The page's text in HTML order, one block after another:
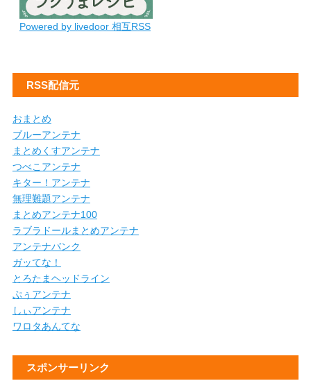
Powered by livedoor 相互RSS
RSS配信元
おまとめ
ブルーアンテナ
まとめくすアンテナ
つべこアンテナ
キター！アンテナ
無理難題アンテナ
まとめアンテナ100
ラブラドールまとめアンテナ
アンテナバンク
ガッてな！
とろたまヘッドライン
ぷぅアンテナ
しぃアンテナ
ワロタあんてな
スポンサーリンク